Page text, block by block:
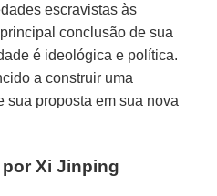
escravistas às
conclusão de sua
é ideológica e política.
a construir uma
sua proposta em sua nova
Xi Jinping